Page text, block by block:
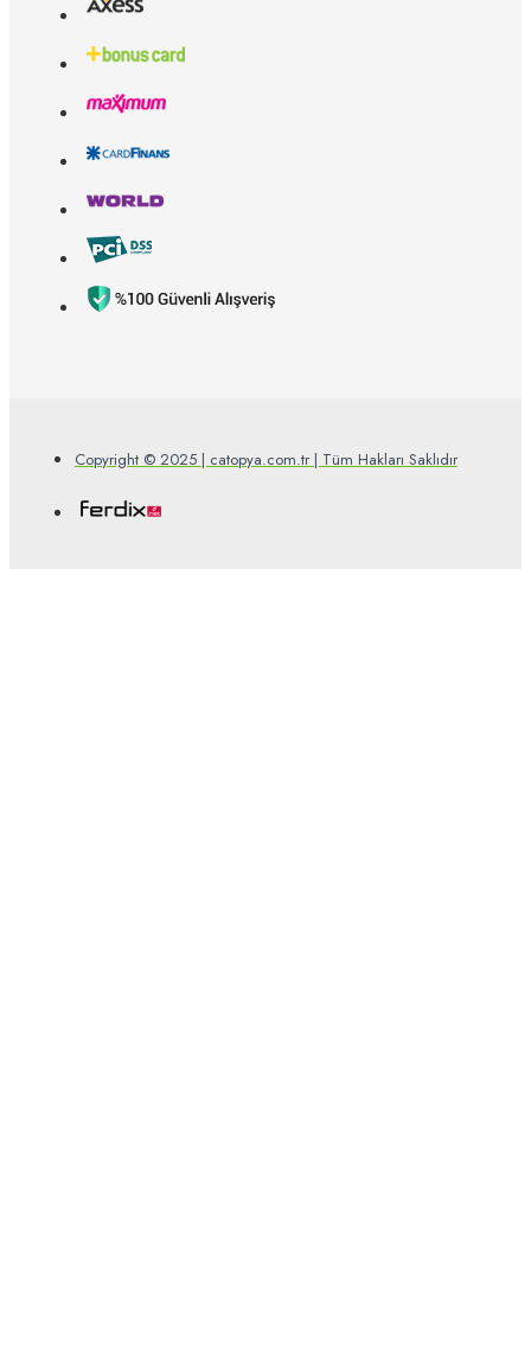
Copyright © 2025 | catopya.com.tr | Tüm Hakları Saklıdır